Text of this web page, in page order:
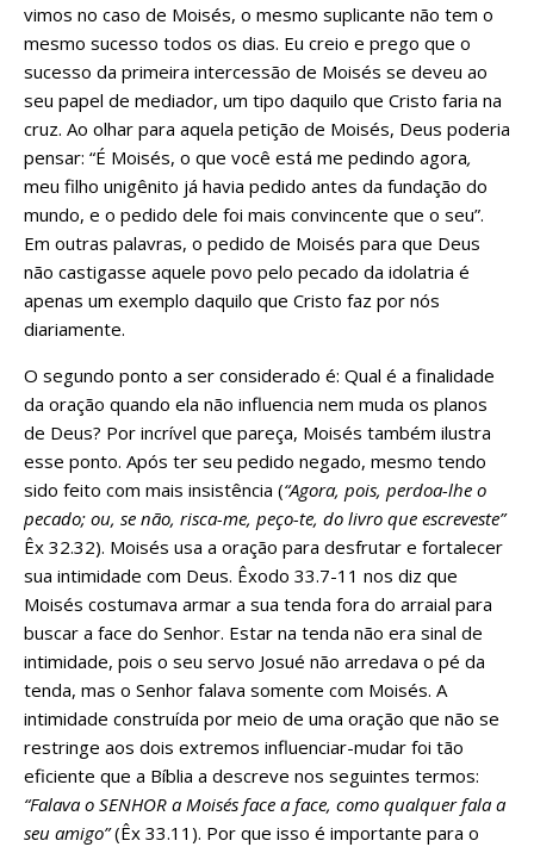
vimos no caso de Moisés, o mesmo suplicante não tem o
mesmo sucesso todos os dias. Eu creio e prego que o
sucesso da primeira intercessão de Moisés se deveu ao
seu papel de mediador, um tipo daquilo que Cristo faria na
cruz. Ao olhar para aquela petição de Moisés, Deus poderia
pensar: “É Moisés, o que você está me pedindo agora,
meu filho unigênito já havia pedido antes da fundação do
mundo, e o pedido dele foi mais convincente que o seu”.
Em outras palavras, o pedido de Moisés para que Deus
não castigasse aquele povo pelo pecado da idolatria é
apenas um exemplo daquilo que Cristo faz por nós
diariamente.
O segundo ponto a ser considerado é: Qual é a finalidade
da oração quando ela não influencia nem muda os planos
de Deus? Por incrível que pareça, Moisés também ilustra
esse ponto. Após ter seu pedido negado, mesmo tendo
sido feito com mais insistência (“Agora, pois, perdoa-lhe o
pecado; ou, se não, risca-me, peço-te, do livro que escreveste”
Êx 32.32). Moisés usa a oração para desfrutar e fortalecer
sua intimidade com Deus. Êxodo 33.7-11 nos diz que
Moisés costumava armar a sua tenda fora do arraial para
buscar a face do Senhor. Estar na tenda não era sinal de
intimidade, pois o seu servo Josué não arredava o pé da
tenda, mas o Senhor falava somente com Moisés. A
intimidade construída por meio de uma oração que não se
restringe aos dois extremos influenciar-mudar foi tão
eficiente que a Bíblia a descreve nos seguintes termos:
“Falava o SENHOR a Moisés face a face, como qualquer fala a
seu amigo”(Êx 33.11). Por que isso é importante para o